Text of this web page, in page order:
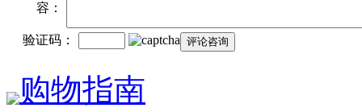
容：
验证码：
购物指南